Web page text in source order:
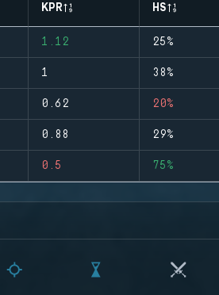
KPR HS
1.12 25%
1 38%
0.62 20%
0.88 29%
0.5 75%